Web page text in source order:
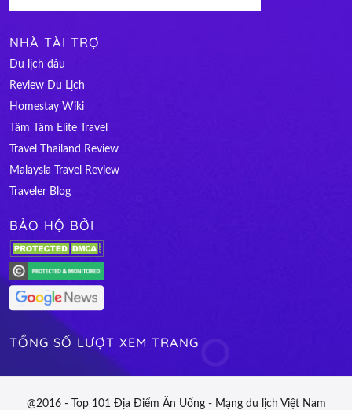
NHÀ TÀI TRỢ
Du lịch đâu
Review Du Lịch
Homestay Wiki
Tâm Tâm Elite Travel
Travel Thailand Review
Malaysia Travel Review
Traveler Blog
BẢO HỘ BỞI
TỔNG SỐ LƯỢT XEM TRANG
@2016 - Top 101 Địa Điểm Ăn Uống - Mạng du lịch Việt Nam